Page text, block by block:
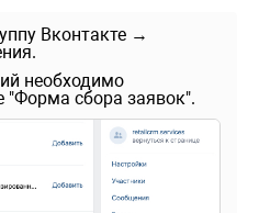
Вконтакте →
необходимо
"Форма сбора заявок".